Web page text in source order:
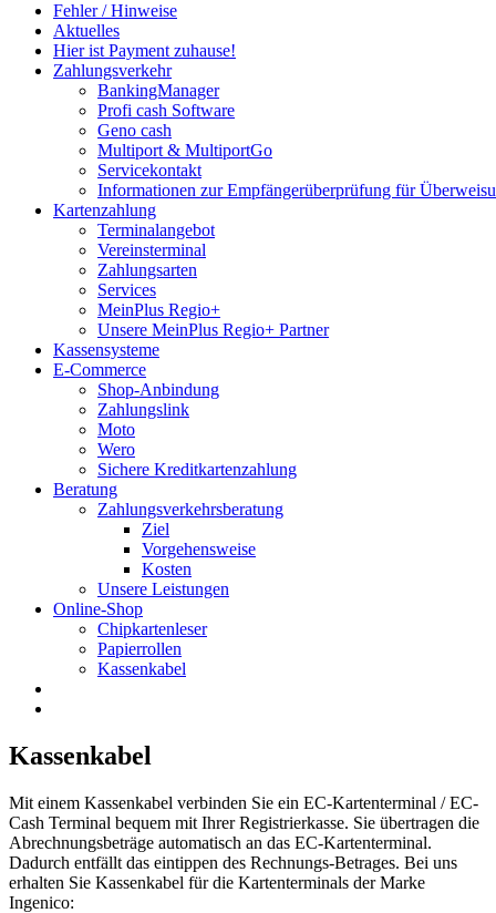
Fehler / Hinweise
Aktuelles
Hier ist Payment zuhause!
Zahlungsverkehr
BankingManager
Profi cash Software
Geno cash
Multiport & MultiportGo
Servicekontakt
Informationen zur Empfängerüberprüfung für
Kartenzahlung
Terminalangebot
Vereinsterminal
Zahlungsarten
Services
MeinPlus Regio+
Unsere MeinPlus Regio+ Partner
Kassensysteme
E-Commerce
Shop-Anbindung
Zahlungslink
Moto
Wero
Sichere Kreditkartenzahlung
Beratung
Zahlungsverkehrsberatung
Ziel
Vorgehensweise
Kosten
Unsere Leistungen
Online-Shop
Chipkartenleser
Papierrollen
Kassenkabel
Kassenkabel
Mit einem Kassenkabel verbinden Sie ein EC-Kartenterminal / EC-
Cash Terminal bequem mit Ihrer Registrierkasse. Sie übertragen die
Abrechnungsbeträge automatisch an das EC-Kartenterminal.
Dadurch entfällt das eintippen des Rechnungs-Betrages. Bei uns
erhalten Sie Kassenkabel für die Kartenterminals der Marke
Ingenico: